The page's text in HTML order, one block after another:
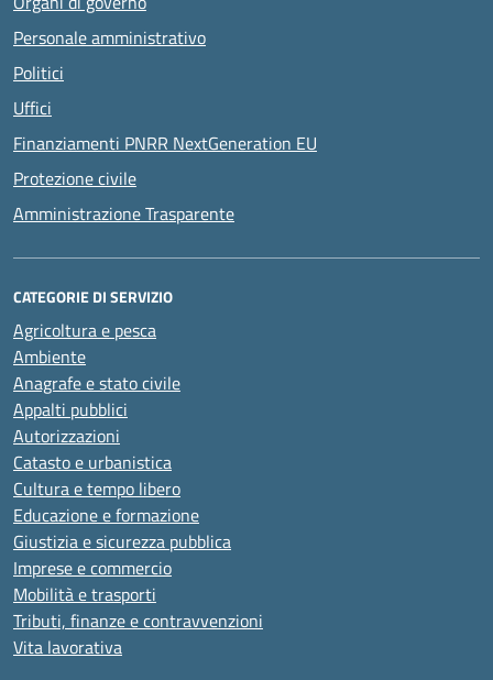
Personale amministrativo
Politici
Uffici
Finanziamenti PNRR NextGeneration EU
Protezione civile
Amministrazione Trasparente
CATEGORIE DI SERVIZIO
Agricoltura e pesca
Ambiente
Anagrafe e stato civile
Appalti pubblici
Autorizzazioni
Catasto e urbanistica
Cultura e tempo libero
Educazione e formazione
Giustizia e sicurezza pubblica
Imprese e commercio
Mobilità e trasporti
Tributi, finanze e contravvenzioni
Vita lavorativa